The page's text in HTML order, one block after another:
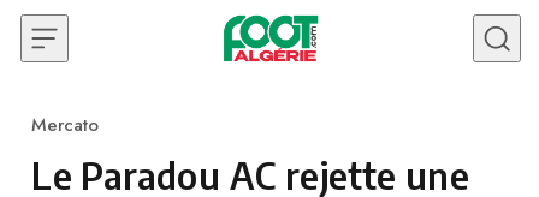
Skip to content
Category
Mercato
Le Paradou AC rejette une